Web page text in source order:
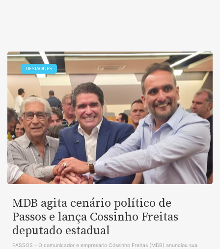
DESTAQUES
MDB agita cenário político de
Passos e lança Cossinho Freitas
deputado estadual
PASSOS - O comunicador e empresário Cóssinho Freitas (MDB) anunciou sua